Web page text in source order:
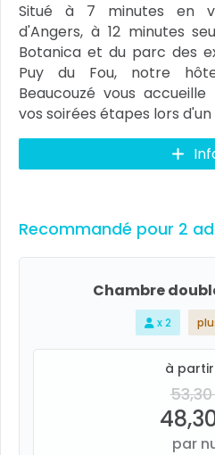
Situé à 7 minutes en
d'Angers, à 12 minutes
Botanica et du parc des
Puy du Fou, notre
Beaucouzé vous
vos soirées étapes lors
Recommandé pour 2
Chambre
x 2
à
par